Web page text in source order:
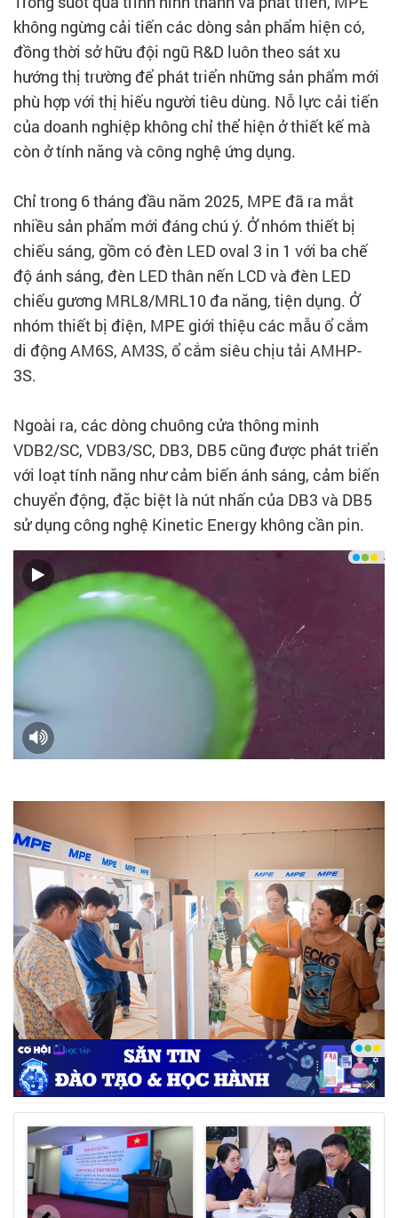
không ngừng cải tiến các dòng sản phẩm hiện có,
đồng thời sở hữu đội ngũ R&D luôn theo sát xu
hướng thị trường để phát triển những sản phẩm mới
phù hợp với thị hiếu người tiêu dùng. Nỗ lực cải tiến
của doanh nghiệp không chỉ thể hiện ở thiết kế mà
còn ở tính năng và công nghệ ứng dụng.
Chỉ trong 6 tháng đầu năm 2025, MPE đã ra mắt
nhiều sản phẩm mới đáng chú ý. Ở nhóm thiết bị
chiếu sáng, gồm có đèn LED oval 3 in 1 với ba chế
độ ánh sáng, đèn LED thân nến LCD và đèn LED
chiếu gương MRL8/MRL10 đa năng, tiện dụng. Ở
nhóm thiết bị điện, MPE giới thiệu các mẫu ổ cắm
di động AM6S, AM3S, ổ cắm siêu chịu tải AMHP-
3S.
Ngoài ra, các dòng chuông cửa thông minh
VDB2/SC, VDB3/SC, DB3, DB5 cũng được phát triển
với loạt tính năng như cảm biến ánh sáng, cảm biến
chuyển động, đặc biệt là nút nhấn của DB3 và DB5
sử dụng công nghệ Kinetic Energy không cần pin.
Khách mời đang trực tiếp trải nghiệm các sản phẩm
- Ảnh: DNCC